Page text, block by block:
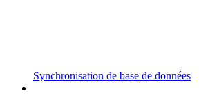
Synchronisation de base de données